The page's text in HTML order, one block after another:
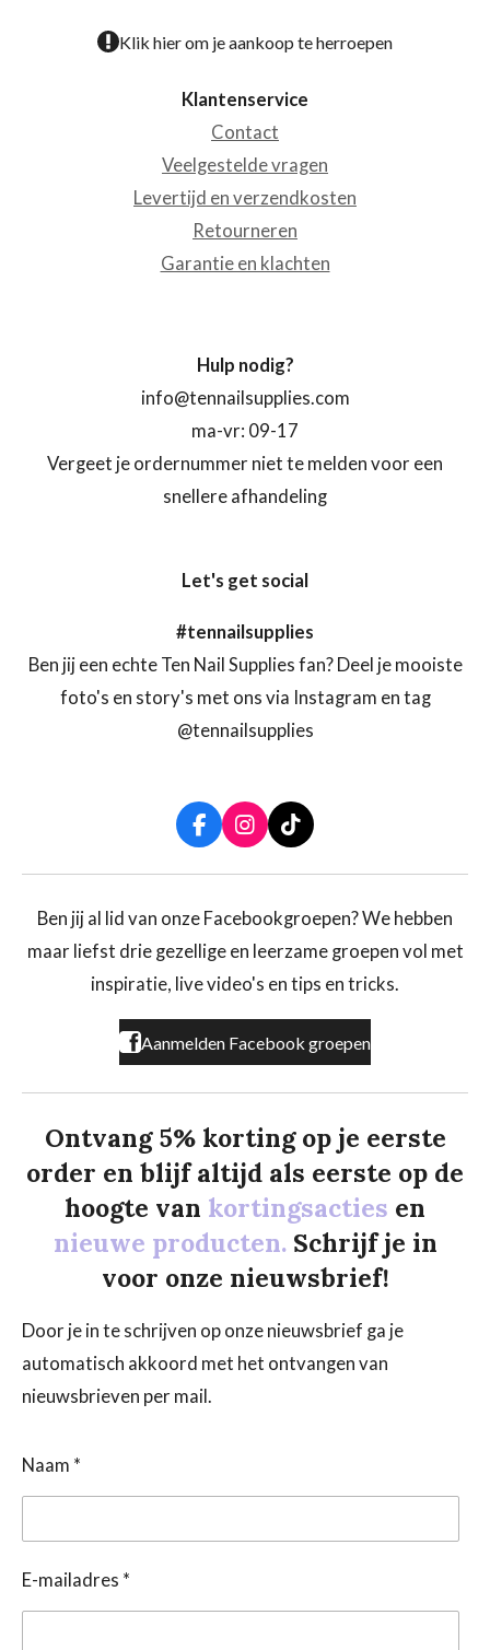
Klik hier om je aankoop te herroepen
Klantenservice
Contact
Veelgestelde vragen
Levertijd en verzendkosten
Retourneren
Garantie en klachten
Hulp nodig?
info@tennailsupplies.com
ma-vr: 09-17
Vergeet je ordernummer niet te melden voor een
snellere afhandeling
Let's get social
#tennailsupplies
Ben jij een echte Ten Nail Supplies fan? Deel je mooiste
foto's en story's met ons via Instagram en tag
@tennailsupplies
F
a
c
b
o
k
I
n
s
a
r
a
T
i
k
o
Ben jij al lid van onze Facebookgroepen? We hebben
maar liefst drie gezellige en leerzame groepen vol met
inspiratie, live video's en tips en tricks.
Aanmelden Facebook groepen
Ontvang 5% korting op je eerste
order en blijf altijd als eerste op de
hoogte van kortingsacties en
nieuwe producten. Schrijf je in
voor onze nieuwsbrief!
Door je in te schrijven op onze nieuwsbrief ga je
automatisch akkoord met het ontvangen van
nieuwsbrieven per mail.
Naam *
E-mailadres *